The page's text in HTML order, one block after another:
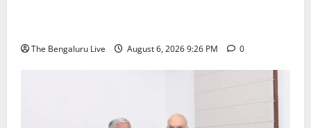
The Bengaluru Live August 6, 2026 9:26 PM 0